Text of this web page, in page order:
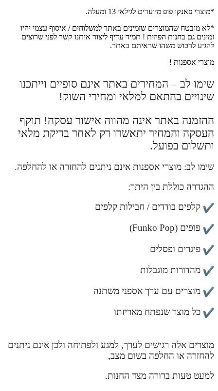
*מוצרי פאנקו פופ מיועדים לגילאי 13 ומעלה.
*לא מובטח שהמוצרים שזמינים באתר למשלוחים / איסוף עצמי יהיו
זמינים גם בחנות הפיזית ! תמיד עדיף ליצור איתנו קשר לפני שרוצים
להגיע לרכוש משהו שראיתם באתר.
מוצרי אספנות !
שימו לב – המחירים באתר אינם סופיים וייתכנו
שינויים בהתאם למלאי ומחירי השוק!
ההזמנה באתר אינה מהווה אישור עסקה! תוקף
העסקה והמחיר יתאשרו רק לאחר בדיקת מלאי
ותשלום בפועל.
שימו לב: מוצרי אספנות אינם ניתנים להחזרה או להחלפה.
ההגדרה כוללת בין היתר:
קלפים בודדים / חבילות קלפים
פופים (Funko Pop)
פיגרים ופסלים
מהדורות מוגבלות
מוצרים עם ערך אספני משתנה
כל מוצר שנפתח מאריזתו
מוצרים אלה רגישים לערך, למגע ולפתיחה ולכן אינם ניתנים
להחזרה או החלפה בשום מצב,
למעט טעות ברורה מצד החנות.